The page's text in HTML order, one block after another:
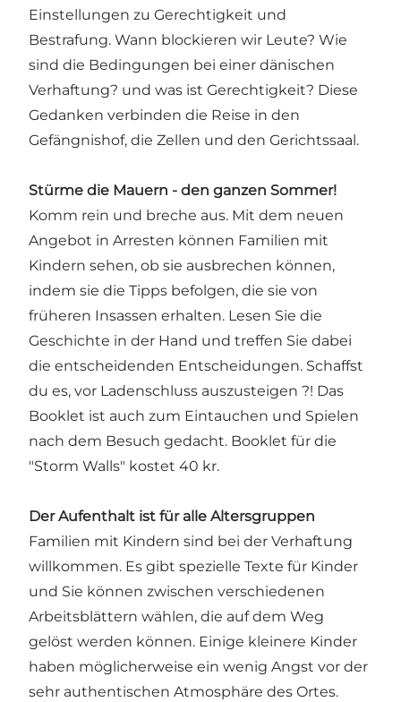
Einstellungen zu Gerechtigkeit und
Bestrafung. Wann blockieren wir Leute? Wie
sind die Bedingungen bei einer dänischen
Verhaftung? und was ist Gerechtigkeit? Diese
Gedanken verbinden die Reise in den
Gefängnishof, die Zellen und den Gerichtssaal.
Stürme die Mauern - den ganzen Sommer!
Komm rein und breche aus. Mit dem neuen
Angebot in Arresten können Familien mit
Kindern sehen, ob sie ausbrechen können,
indem sie die Tipps befolgen, die sie von
früheren Insassen erhalten. Lesen Sie die
Geschichte in der Hand und treffen Sie dabei
die entscheidenden Entscheidungen. Schaffst
du es, vor Ladenschluss auszusteigen ?! Das
Booklet ist auch zum Eintauchen und Spielen
nach dem Besuch gedacht. Booklet für die
"Storm Walls" kostet 40 kr.
Der Aufenthalt ist für alle Altersgruppen
Familien mit Kindern sind bei der Verhaftung
willkommen. Es gibt spezielle Texte für Kinder
und Sie können zwischen verschiedenen
Arbeitsblättern wählen, die auf dem Weg
gelöst werden können. Einige kleinere Kinder
haben möglicherweise ein wenig Angst vor der
sehr authentischen Atmosphäre des Ortes.